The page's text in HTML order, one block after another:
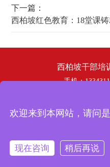
下一篇：
西柏坡红色教育：18堂课
西柏坡干部培
手机：
地址：西柏坡干部
Copyright © 2024 西柏坡干部
19035902号-3
欢迎来到本网站，请问
现在咨询
稍后再说
在线咨询